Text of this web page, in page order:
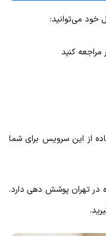
خود می‌توانید:
مراجعه کنید
از این سرویس برای شما
در تهران پوشش دهی دارد.